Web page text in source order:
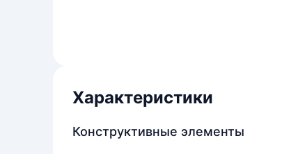
Характеристики
Конструктивные элементы